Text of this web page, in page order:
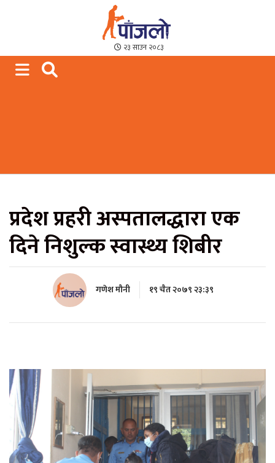
Paajalo News
We are from Far West Nepal
२३ साउन २०८३
प्रदेश प्रहरी अस्पतालद्धारा एक
दिने निशुल्क स्वास्थ्य शिबीर
गणेश मौनी १९ चैत २०७९ २३:३९